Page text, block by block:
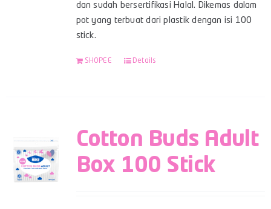
dan sudah bersertifikasi Halal. Dikemas dalam
pot yang terbuat dari plastik dengan isi 100
stick.
SHOPEE Details
Cotton Buds Adult
Box 100 Stick